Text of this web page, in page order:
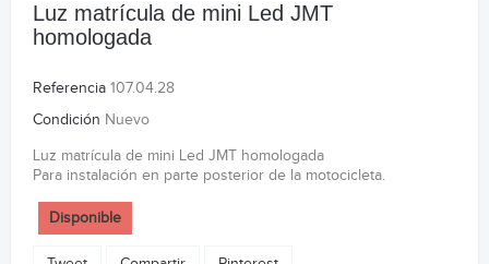
Luz matrícula de mini Led JMT
homologada
Referencia 107.04.28
Condición Nuevo
Luz matrícula de mini Led JMT homologada
Para instalación en parte posterior de la motocicleta.
Disponible